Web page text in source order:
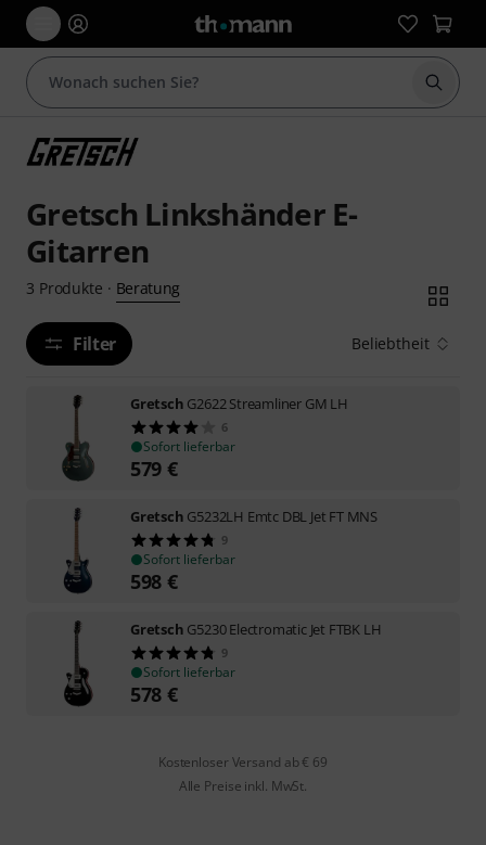
Suche
Gretsch Linkshänder E-
Gitarren
3 Produkte · Beratung
Filter Beliebtheit
Gretsch G2622 Streamliner GM LH
6
Sofort lieferbar
579 €
Gretsch G5232LH Emtc DBL Jet FT MNS
9
Sofort lieferbar
598 €
Gretsch G5230 Electromatic Jet FTBK LH
9
Sofort lieferbar
578 €
Kostenloser Versand ab € 69
Alle Preise inkl. MwSt.